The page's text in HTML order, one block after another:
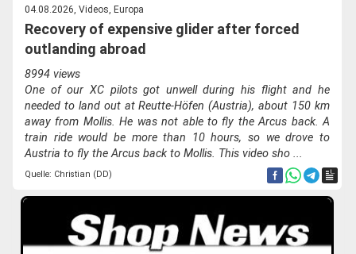
04.08.2026, Videos, Europa
Recovery of expensive glider after forced
outlanding abroad
8994 views
One of our XC pilots got unwell during his flight and he
needed to land out at Reutte-Höfen (Austria), about 150 km
away from Mollis. He was not able to fly the Arcus back. A
train ride would be more than 10 hours, so we drove to
Austria to fly the Arcus back to Mollis. This video sho ...
Quelle: Christian (DD)